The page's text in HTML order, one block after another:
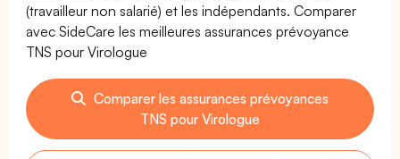
(travailleur non salarié) et les indépendants. Comparer
avec SideCare les meilleures assurances prévoyance
TNS pour Virologue
Comparer les assurances prévoyances
TNS pour Virologue